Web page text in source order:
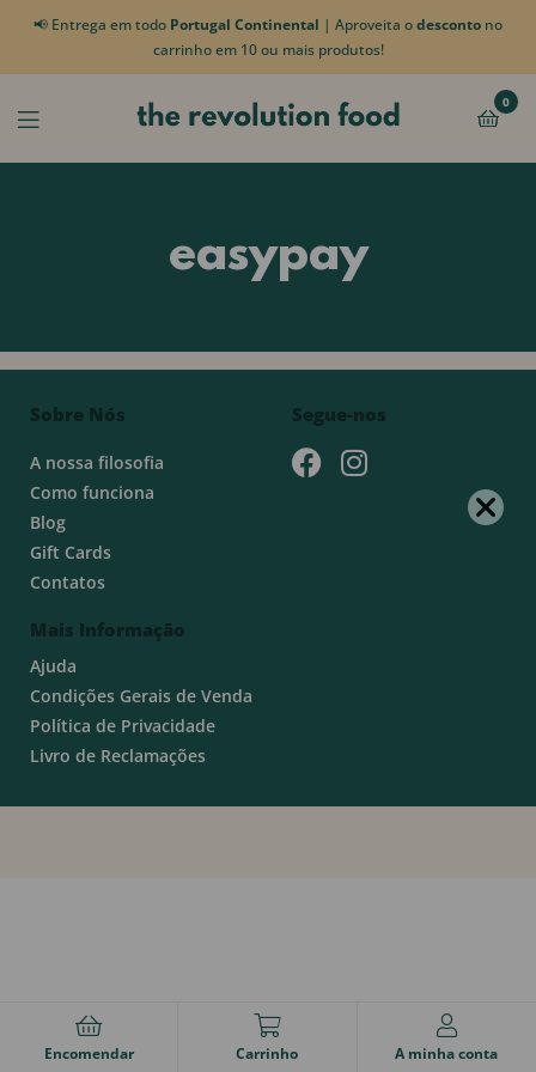
📢 Entrega em todo Portugal Continental | Aproveita odesconto no
carrinho em 10 ou mais produtos!
0
easypay
Sobre Nós
A nossa filosofia
Como funciona
Blog
Gift Cards
Contatos
Mais Informação
Ajuda
Condições Gerais de Venda
Política de Privacidade
Livro de Reclamações
Segue-nos
Encomendar Carrinho A minha conta